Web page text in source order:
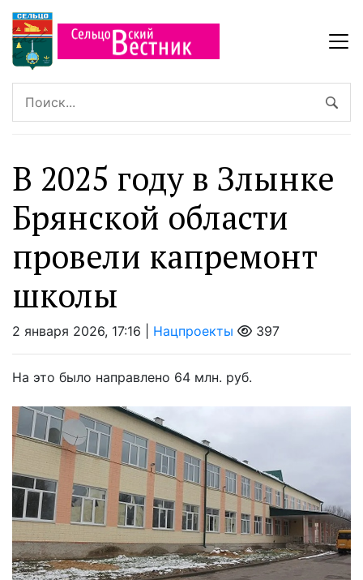
В 2025 году в Злынке
Брянской области
провели капремонт
школы
2 января 2026, 17:16 | Нацпроекты 397
На это было направлено 64 млн. руб.